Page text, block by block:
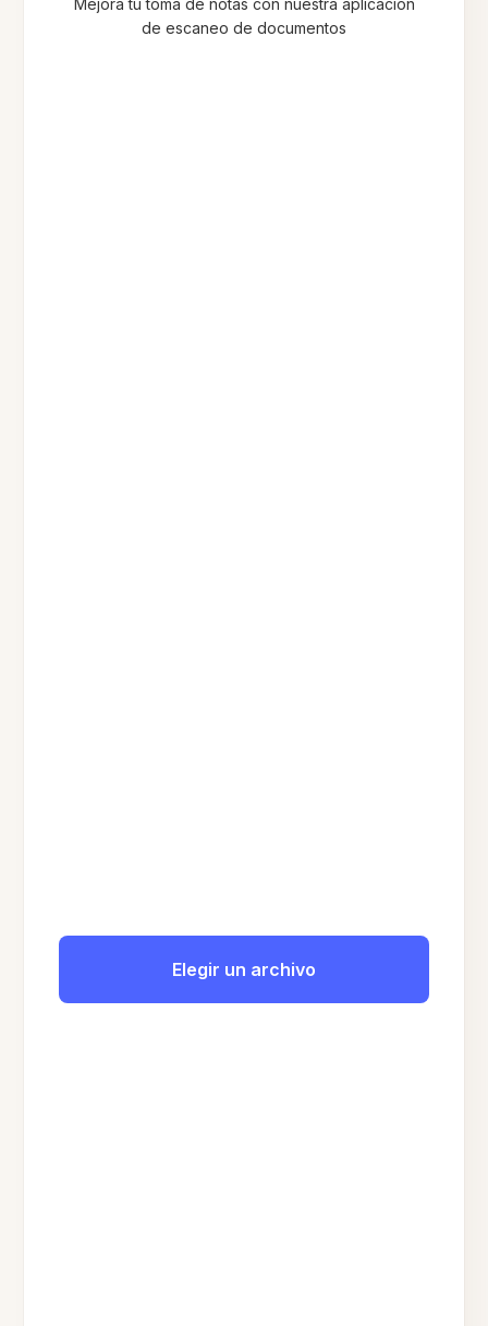
Mejora tu toma de notas con nuestra aplicación
de escaneo de documentos
Elegir un archivo